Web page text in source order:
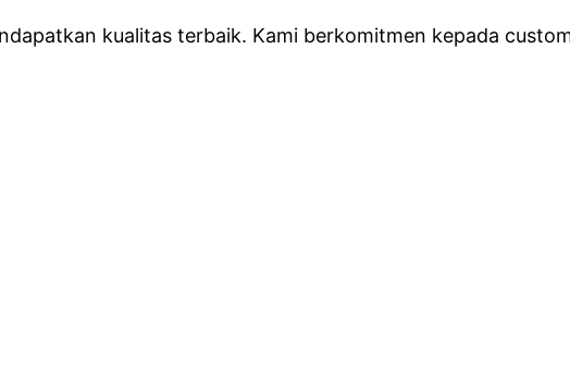
kualitas terbaik. Kami berkomitmen kepada